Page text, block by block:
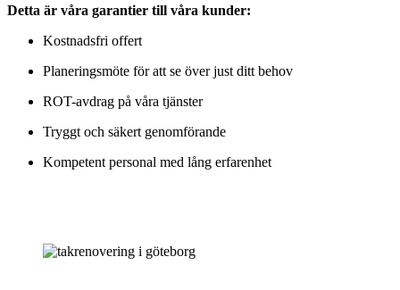
Detta är våra garantier till våra kunder:
Kostnadsfri offert
Planeringsmöte för att se över just ditt behov
ROT-avdrag på våra tjänster
Tryggt och säkert genomförande
Kompetent personal med lång erfarenhet